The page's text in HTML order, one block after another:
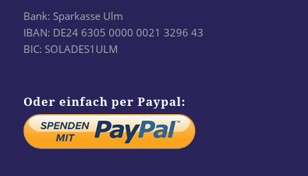
Bank: Sparkasse Ulm
IBAN: DE24 6305 0000 0021 3296 43
BIC: SOLADES1ULM
Oder einfach per Paypal: